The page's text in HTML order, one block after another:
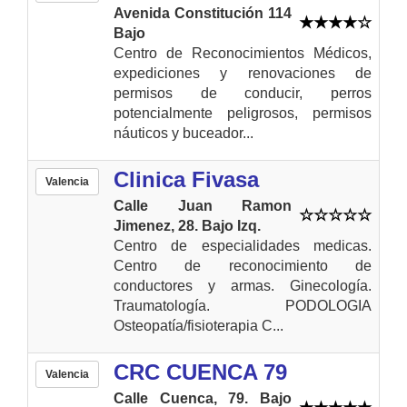
Avenida Constitución 114
Bajo
Centro de Reconocimientos Médicos,
expediciones y renovaciones de
permisos de conducir, perros
potencialmente peligrosos, permisos
náuticos y buceador...
Valencia Clinica Fivasa
Calle Juan Ramon
Jimenez, 28. Bajo Izq.
Centro de especialidades medicas.
Centro de reconocimiento de
conductores y armas. Ginecología.
Traumatología. PODOLOGIA
Osteopatía/fisioterapia C...
Valencia CRC CUENCA 79
Calle Cuenca, 79. Bajo